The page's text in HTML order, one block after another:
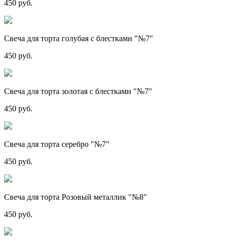
450 руб.
Свеча для торта голубая с блестками "№7"
450 руб.
Свеча для торта золотая с блестками "№7"
450 руб.
Свеча для торта серебро "№7"
450 руб.
Свеча для торта Розовый металлик "№8"
450 руб.